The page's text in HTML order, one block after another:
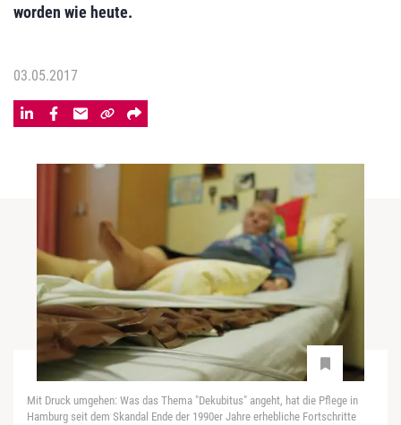
worden wie heute.
03.05.2017
Mit Druck umgehen: Was das Thema "Dekubitus" angeht, hat die Pflege in
Hamburg seit dem Skandal Ende der 1990er Jahre erhebliche Fortschritte